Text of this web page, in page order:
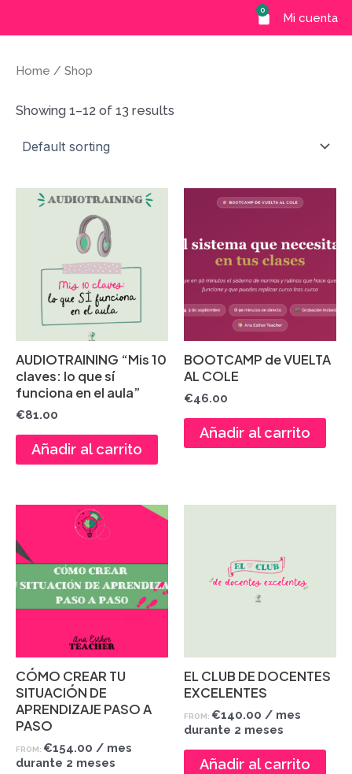
0 Carrito
Mi cuenta
Home / Shop
Showing 1–12 of 13 results
AUDIOTRAINING “Mis 10
claves: lo que sí
funciona en el aula”
€81.00
Añadir al carrito
BOOTCAMP de VUELTA
AL COLE
€46.00
Añadir al carrito
CÓMO CREAR TU
SITUACIÓN DE
APRENDIZAJE PASO A
PASO
FROM: €154.00 / mes
durante 2 meses
EL CLUB DE DOCENTES
EXCELENTES
FROM: €140.00 / mes
durante 2 meses
Añadir al carrito